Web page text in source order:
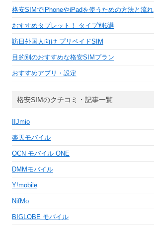
格安SIMでiPhoneやiPadを使うための方法と流れ
おすすめタブレット！ タイプ別6選
訪日外国人向け プリペイドSIM
目的別のおすすめな格安SIMプラン
おすすめアプリ・設定
格安SIMのクチコミ・記事一覧
IIJmio
楽天モバイル
OCN モバイル ONE
DMMモバイル
Y!mobile
NifMo
BIGLOBE モバイル